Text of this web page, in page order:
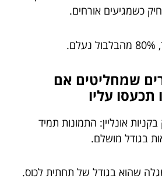
כשמגיעים אורחים.
3 מספרים שמחליטים אם
תכעסו עליו
אונליין: התמונות תמיד
בגודל מושלם.
שהוא בגודל של תחתית לכוס.